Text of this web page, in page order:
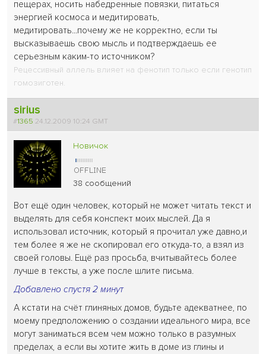
пещерах, носить набедренные повязки, питаться
энергией космоса и медитировать,
медитировать...почему же не корректно, если ты
высказываешь свою мысль и подтверждаешь ее
серьезным каким-то источником?
Рецессивный аллель влияет на фенотип только если генотип
гомозиготен.
sirius
#1365 24.12.2009 10:24 GMT
Новичок
38 сообщений
Вот ещё один человек, который не может читать текст и
выделять для себя конспект моих мыслей. Да я
использовал источник, который я прочитал уже давно,и
тем более я же не скопировал его откуда-то, а взял из
своей головы. Ещё раз просьба, вчитывайтесь более
лучше в тексты, а уже после шлите письма.
Добавлено спустя 2 минут
А кстати на счёт глиняных домов, будьте адекватнее, по
моему предположению о создании идеального мира, все
могут заниматься всем чем можно только в разумных
пределах, а если вы хотите жить в доме из глины и